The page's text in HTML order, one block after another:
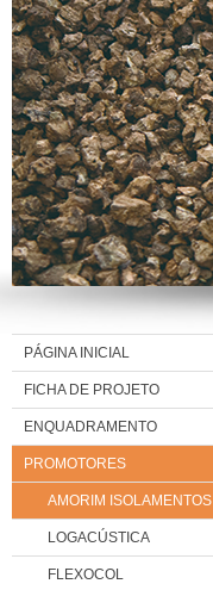
PÁGINA INICIAL
FICHA DE PROJETO
ENQUADRAMENTO
PROMOTORES
AMORIM ISOLAMENTOS
LOGACÚSTICA
FLEXOCOL